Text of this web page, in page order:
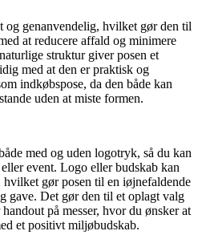
og genanvendelig, hvilket gør den til
at reducere affald og minimere
struktur giver posen et
med at den er praktisk og
indkøbspose, da den både kan
uden at miste formen.
med og uden logotryk, så du kan
event. Logo eller budskab kan
hvilket gør posen til en iøjnefaldende
gave. Det gør den til et oplagt valg
på messer, hvor du ønsker at
et positivt miljøbudskab.